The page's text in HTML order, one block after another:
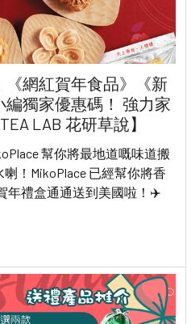
網紅賀年食品》《新
獨家優惠碼！ 強力家
LAB 花研草說】
幫你將最地道嘅味道搬
！MikoPlace 已經幫你將香
年禮盒通通送到美國啦！✈️